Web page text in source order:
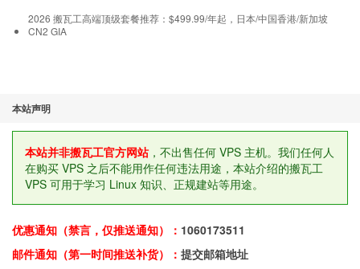
2026 搬瓦工高端顶级套餐推荐：$499.99/年起，日本/中国香港/新加坡
CN2 GIA
本站声明
本站并非搬瓦工官方网站，不出售任何 VPS 主机。我们任何人
在购买 VPS 之后不能用作任何违法用途，本站介绍的搬瓦工
VPS 可用于学习 Linux 知识、正规建站等用途。
优惠通知（禁言，仅推送通知）： 1060173511
邮件通知（第一时间推送补货）： 提交邮箱地址